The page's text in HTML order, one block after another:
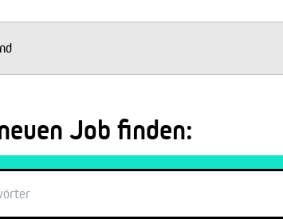
Job finden: